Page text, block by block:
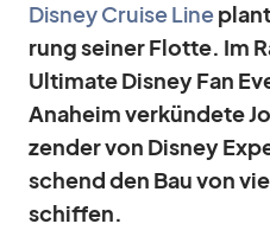
Dis­ney Cruise Line
rung sei­ner Flotte. Im
Ul­ti­mate Dis­ney Fan
Ana­heim ver­kün­dete
zen­der von Dis­ney
schend den Bau von
schif­fen.